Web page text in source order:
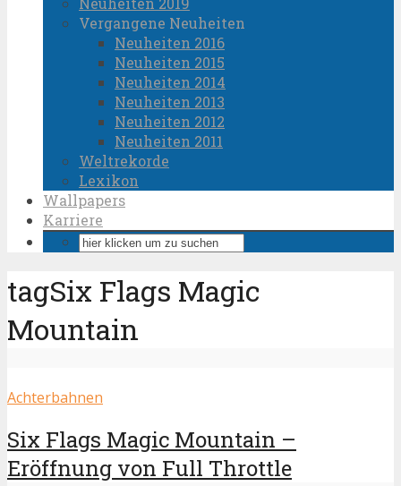
Vergangene Neuheiten
Neuheiten 2016
Neuheiten 2015
Neuheiten 2014
Neuheiten 2013
Neuheiten 2012
Neuheiten 2011
Weltrekorde
Lexikon
Wallpapers
Karriere
tagSix Flags Magic
Mountain
Achterbahnen
Six Flags Magic Mountain –
Eröffnung von Full Throttle